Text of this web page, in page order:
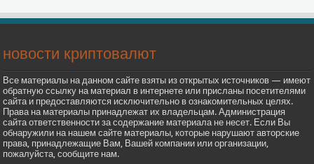
новости криптовалют
Все материалы на данном сайте взяты из открытых источников — имеют
обратную ссылку на материал в интернете или присланы посетителями
сайта и предоставляются исключительно в ознакомительных целях.
Права на материалы принадлежат их владельцам. Администрация
сайта ответственности за содержание материала не несет. Если Вы
обнаружили на нашем сайте материалы, которые нарушают авторские
права, принадлежащие Вам, Вашей компании или организации,
пожалуйста, сообщите нам.